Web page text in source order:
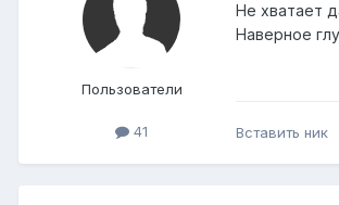
Пользователи
41
Не хватает
Наверное
Вставить ник